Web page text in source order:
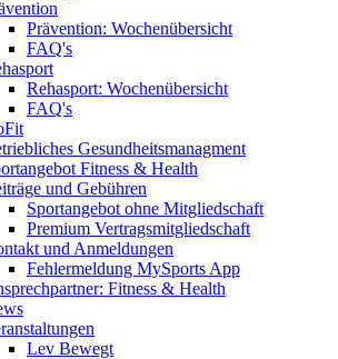
Prävention: Wochenübersicht
FAQ's
Rehasport: Wochenübersicht
FAQ's
Gesundheitsmanagment
Fitness & Health
und Gebühren
Sportangebot ohne Mitgliedschaft
Premium Vertragsmitgliedschaft
und Anmeldungen
Fehlermeldung MySports App
Fitness & Health
Lev Bewegt